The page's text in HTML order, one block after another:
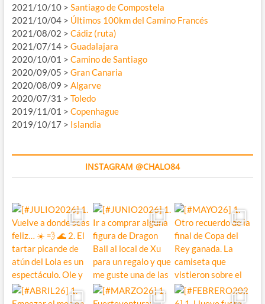
2021/10/10 > Santiago de Compostela
2021/10/04 > Últimos 100km del Camino Francés
2021/08/02 > Cádiz (ruta)
2021/07/14 > Guadalajara
2020/10/01 > Camino de Santiago
2020/09/05 > Gran Canaria
2020/08/09 > Algarve
2020/07/31 > Toledo
2019/11/01 > Copenhague
2019/10/17 > Islandia
INSTAGRAM @CHALO84